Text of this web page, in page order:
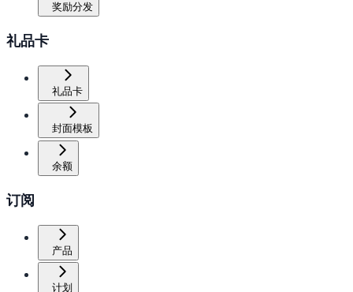
奖励分发
礼品卡
礼品卡
封面模板
余额
订阅
产品
计划